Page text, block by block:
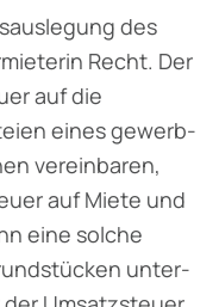
des
Recht. Der
auf die
eines gewerb­
vereinbaren,
auf Miete und
eine solche
unter­